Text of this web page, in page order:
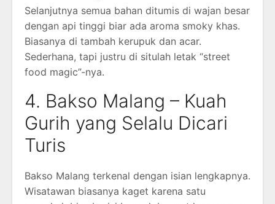
Selanjutnya semua bahan ditumis di wajan besar
dengan api tinggi biar ada aroma smoky khas.
Biasanya di tambah kerupuk dan acar.
Sederhana, tapi justru di situlah letak “street
food magic”-nya.
4. Bakso Malang – Kuah
Gurih yang Selalu Dicari
Turis
Bakso Malang terkenal dengan isian lengkapnya.
Wisatawan biasanya kaget karena satu